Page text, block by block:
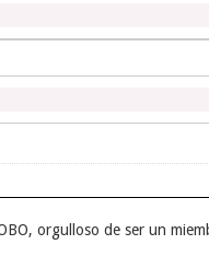
orgulloso de ser un